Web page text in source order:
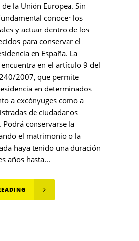
la Unión Europea. Sin
conocer los
y actuar dentro de los
para conservar el
en España. La
en el artículo 9 del
2007, que permite
en determinados
a excónyuges como a
de ciudadanos
conservarse la
el matrimonio o la
haya tenido una duración
años hasta...